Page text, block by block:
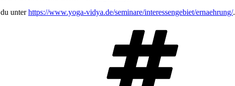
unterhttps://www.yoga-vidya.de/seminare/interessengebiet/ernaehrung/.